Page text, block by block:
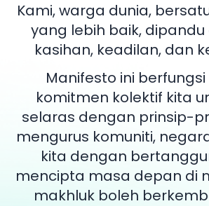
Kami, warga dunia,
yang lebih baik,
kasihan, keadilan, dan
Manifesto ini
komitmen kolektif kita
selaras dengan prinsip-
mengurus komuniti,
kita dengan
mencipta masa depan di
makhluk boleh